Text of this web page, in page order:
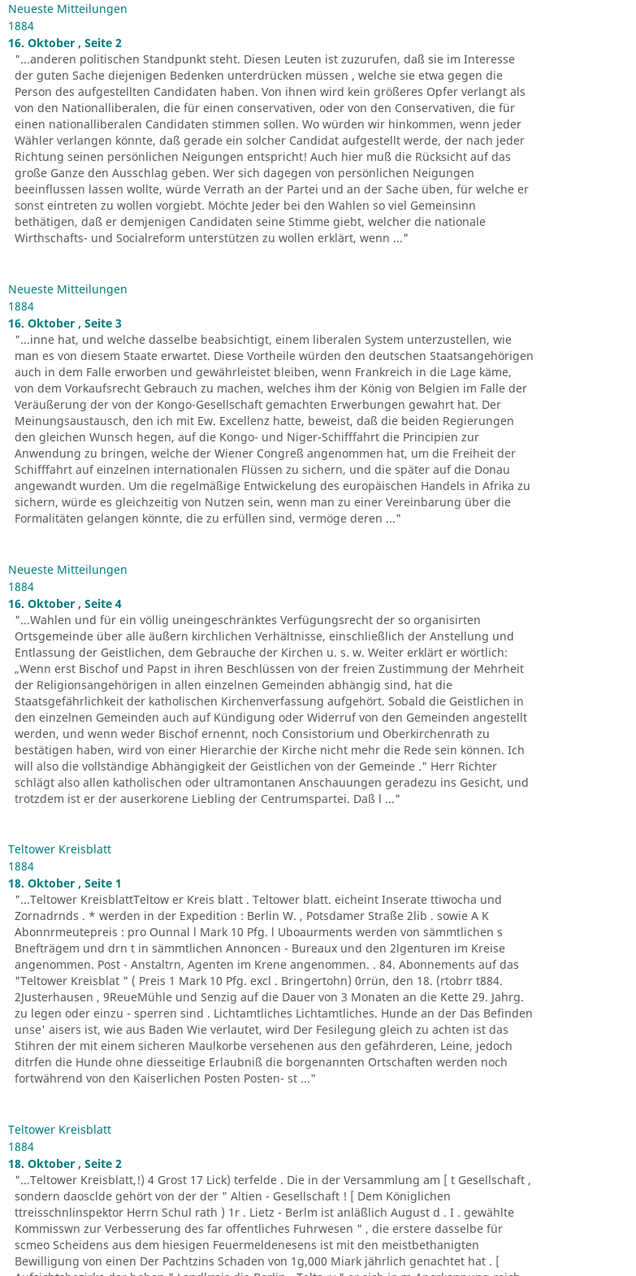
Neueste Mitteilungen
1884
16. Oktober , Seite 2
"...anderen politischen Standpunkt steht. Diesen Leuten ist zuzurufen, daß sie im Interesse
der guten Sache diejenigen Bedenken unterdrücken müssen , welche sie etwa gegen die
Person des aufgestellten Candidaten haben. Von ihnen wird kein größeres Opfer verlangt als
von den Nationalliberalen, die für einen conservativen, oder von den Conservativen, die für
einen nationalliberalen Candidaten stimmen sollen. Wo würden wir hinkommen, wenn jeder
Wähler verlangen könnte, daß gerade ein solcher Candidat aufgestellt werde, der nach jeder
Richtung seinen persönlichen Neigungen entspricht! Auch hier muß die Rücksicht auf das
große Ganze den Ausschlag geben. Wer sich dagegen von persönlichen Neigungen
beeinflussen lassen wollte, würde Verrath an der Partei und an der Sache üben, für welche er
sonst eintreten zu wollen vorgiebt. Möchte Jeder bei den Wahlen so viel Gemeinsinn
bethätigen, daß er demjenigen Candidaten seine Stimme giebt, welcher die nationale
Wirthschafts- und Socialreform unterstützen zu wollen erklärt, wenn ..."
Neueste Mitteilungen
1884
16. Oktober , Seite 3
"...inne hat, und welche dasselbe beabsichtigt, einem liberalen System unterzustellen, wie
man es von diesem Staate erwartet. Diese Vortheile würden den deutschen Staatsangehörigen
auch in dem Falle erworben und gewährleistet bleiben, wenn Frankreich in die Lage käme,
von dem Vorkaufsrecht Gebrauch zu machen, welches ihm der König von Belgien im Falle der
Veräußerung der von der Kongo-Gesellschaft gemachten Erwerbungen gewahrt hat. Der
Meinungsaustausch, den ich mit Ew. Excellenz hatte, beweist, daß die beiden Regierungen
den gleichen Wunsch hegen, auf die Kongo- und Niger-Schifffahrt die Principien zur
Anwendung zu bringen, welche der Wiener Congreß angenommen hat, um die Freiheit der
Schifffahrt auf einzelnen internationalen Flüssen zu sichern, und die später auf die Donau
angewandt wurden. Um die regelmäßige Entwickelung des europäischen Handels in Afrika zu
sichern, würde es gleichzeitig von Nutzen sein, wenn man zu einer Vereinbarung über die
Formalitäten gelangen könnte, die zu erfüllen sind, vermöge deren ..."
Neueste Mitteilungen
1884
16. Oktober , Seite 4
"...Wahlen und für ein völlig uneingeschränktes Verfügungsrecht der so organisirten
Ortsgemeinde über alle äußern kirchlichen Verhältnisse, einschließlich der Anstellung und
Entlassung der Geistlichen, dem Gebrauche der Kirchen u. s. w. Weiter erklärt er wörtlich:
„Wenn erst Bischof und Papst in ihren Beschlüssen von der freien Zustimmung der Mehrheit
der Religionsangehörigen in allen einzelnen Gemeinden abhängig sind, hat die
Staatsgefährlichkeit der katholischen Kirchenverfassung aufgehört. Sobald die Geistlichen in
den einzelnen Gemeinden auch auf Kündigung oder Widerruf von den Gemeinden angestellt
werden, und wenn weder Bischof ernennt, noch Consistorium und Oberkirchenrath zu
bestätigen haben, wird von einer Hierarchie der Kirche nicht mehr die Rede sein können. Ich
will also die vollständige Abhängigkeit der Geistlichen von der Gemeinde ." Herr Richter
schlägt also allen katholischen oder ultramontanen Anschauungen geradezu ins Gesicht, und
trotzdem ist er der auserkorene Liebling der Centrumspartei. Daß l ..."
Teltower Kreisblatt
1884
18. Oktober , Seite 1
"...Teltower KreisblattTeltow er Kreis blatt . Teltower blatt. eicheint Inserate ttiwocha und
Zornadrnds . * werden in der Expedition : Berlin W. , Potsdamer Straße 2lib . sowie A K
Abonnrmeutepreis : pro Ounnal l Mark 10 Pfg. l Uboaurments werden von sämmtlichen s
Bnefträgem und drn t in sämmtlichen Annoncen - Bureaux und den 2lgenturen im Kreise
angenommen. Post - Anstaltrn, Agenten im Krene angenommen. . 84. Abonnements auf das
"Teltower Kreisblat " ( Preis 1 Mark 10 Pfg. excl . Bringertohn) 0rrün, den 18. (rtobrr t884.
2Justerhausen , 9ReueMühle und Senzig auf die Dauer von 3 Monaten an die Kette 29. Jahrg.
zu legen oder einzu - sperren sind . Lichtamtliches Lichtamtliches. Hunde an der Das Befinden
unse' aisers ist, wie aus Baden Wie verlautet, wird Der Fesilegung gleich zu achten ist das
Stihren der mit einem sicheren Maulkorbe versehenen aus den gefährderen, Leine, jedoch
ditrfen die Hunde ohne diesseitige Erlaubniß die borgenannten Ortschaften werden noch
fortwährend von den Kaiserlichen Posten Posten- st ..."
Teltower Kreisblatt
1884
18. Oktober , Seite 2
"...Teltower Kreisblatt,!) 4 Grost 17 Lick) terfelde . Die in der Versammlung am [ t Gesellschaft ,
sondern daosclde gehört von der der " Altien - Gesellschaft ! [ Dem Königlichen
ttreisschnlinspektor Herrn Schul rath ) 1r . Lietz - Berlm ist anläßlich August d . I . gewählte
Kommisswn zur Verbesserung des far offentliches Fuhrwesen " , die erstere dasselbe für
scmeo Scheidens aus dem hiesigen Feuermeldenesens ist mit den meistbethanigten
Bewilligung von einen Der Pachtzins Schaden von 1g,000 Miark jährlich genachtet hat . [